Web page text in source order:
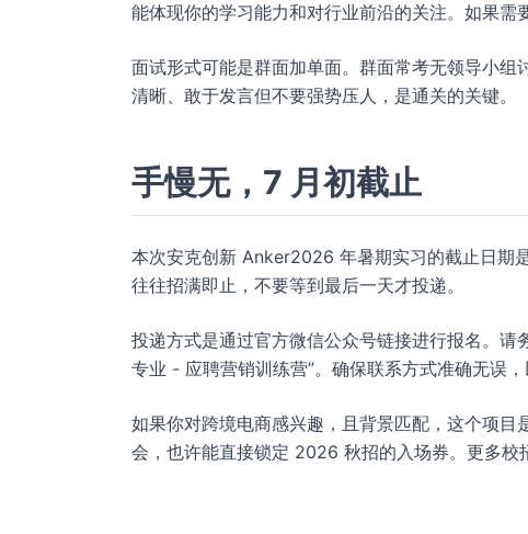
能体现你的学习能力和对行业前沿的关注。如果需
面试形式可能是群面加单面。群面常考无领导小
清晰、敢于发言但不要强势压人，是通关的关键。
手慢无，7 月初截止
本次安克创新 Anker2026 年暑期实习的截止日期
往往招满即止，不要等到最后一天才投递。
投递方式是通过官方微信公众号链接进行报名。
专业 - 应聘营销训练营”。确保联系方式准确无误，
如果你对跨境电商感兴趣，且背景匹配，这个项
会，也许能直接锁定 2026 秋招的入场券。更多校